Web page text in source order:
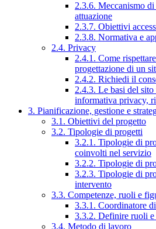
2.3.6. Meccanismo
attuazione
2.3.7. Obiettivi
2.3.8. Normativa e
2.4. Privacy
2.4.1. Come
progettazione di un
2.4.2. Richiedi il
2.4.3. Le basi del
informativa privacy,
3. Pianificazione, gestione e
3.1. Obiettivi del progetto
3.2. Tipologie di progetti
3.2.1. Tipologie di
coinvolti nel servizio
3.2.2. Tipologie di
3.2.3. Tipologie di
intervento
3.3. Competenze, ruoli e
3.3.1. Coordinatore
3.3.2. Definire ruoli e
3.4. Metodo di lavoro